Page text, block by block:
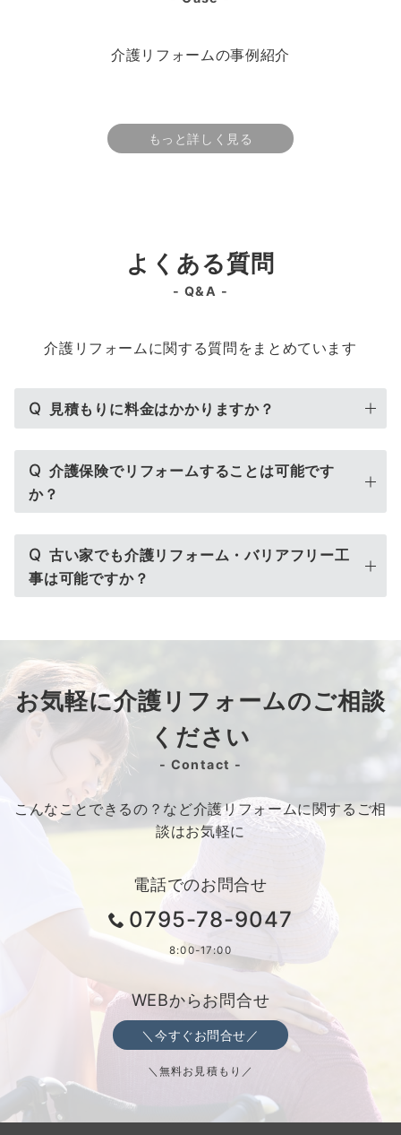
介護リフォームの事例紹介
もっと詳しく見る
よくある質問
- Q&A -
介護リフォームに関する質問をまとめています
Q 見積もりに料金はかかりますか？
Q 介護保険でリフォームすることは可能です
か？
Q 古い家でも介護リフォーム・バリアフリー工
事は可能ですか？
お気軽に介護リフォームのご相談
ください
- Contact -
こんなことできるの？など介護リフォームに関するご相
談はお気軽に
電話でのお問合せ
0795-78-9047
8:00-17:00
WEBからお問合せ
＼今すぐお問合せ／
＼無料お見積もり／